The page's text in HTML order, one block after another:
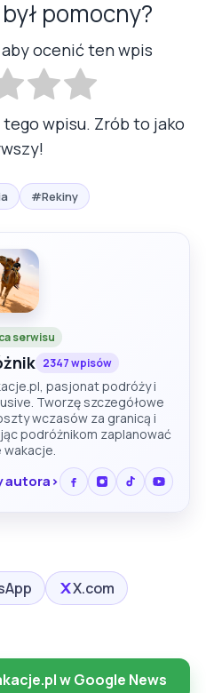
pomocny?
ocenić ten wpis
wpisu. Zrób to jako
#Rekiny
serwisu
2347 wpisów
pasjonat podróży i
Tworzę szczegółowe
wczasów za granicą i
podróżnikom zaplanować
wakacje.
autora
X.com
w Google News